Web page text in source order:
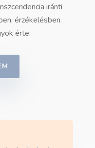
iránti
érzékelésben.
érte.